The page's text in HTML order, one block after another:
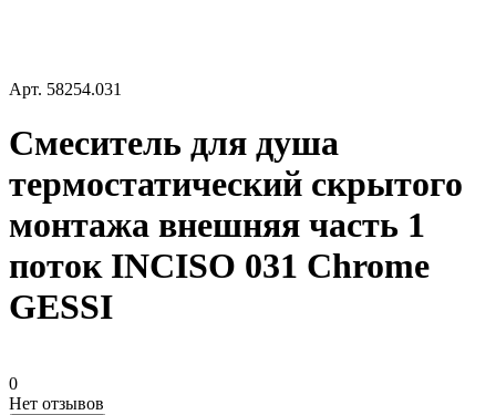
Арт. 58254.031
Смеситель для душа
термостатический скрытого
монтажа внешняя часть 1
поток INCISO 031 Chrome
GESSI
0
Нет отзывов